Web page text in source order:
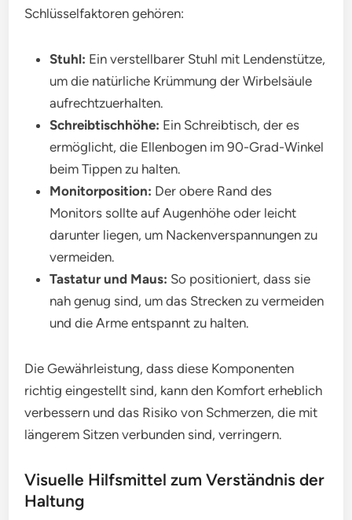
Schlüsselfaktoren gehören:
Stuhl: Ein verstellbarer Stuhl mit Lendenstütze,
um die natürliche Krümmung der Wirbelsäule
aufrechtzuerhalten.
Schreibtischhöhe: Ein Schreibtisch, der es
ermöglicht, die Ellenbogen im 90-Grad-Winkel
beim Tippen zu halten.
Monitorposition: Der obere Rand des
Monitors sollte auf Augenhöhe oder leicht
darunter liegen, um Nackenverspannungen zu
vermeiden.
Tastatur und Maus: So positioniert, dass sie
nah genug sind, um das Strecken zu vermeiden
und die Arme entspannt zu halten.
Die Gewährleistung, dass diese Komponenten
richtig eingestellt sind, kann den Komfort erheblich
verbessern und das Risiko von Schmerzen, die mit
längerem Sitzen verbunden sind, verringern.
Visuelle Hilfsmittel zum Verständnis der
Haltung